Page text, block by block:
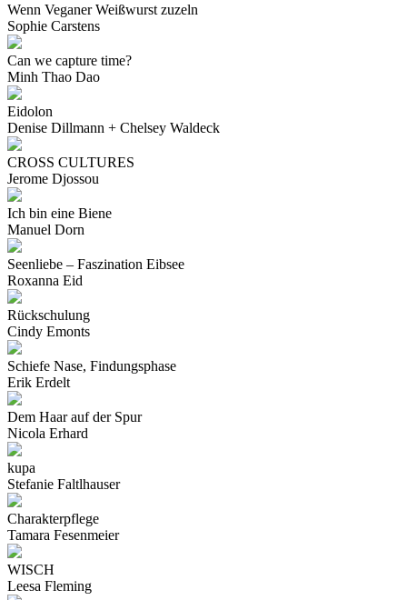
Wenn Veganer Weißwurst zuzeln
Sophie Carstens
Can we capture time?
Minh Thao Dao
Eidolon
Denise Dillmann + Chelsey Waldeck
CROSS CULTURES
Jerome Djossou
Ich bin eine Biene
Manuel Dorn
Seenliebe – Faszination Eibsee
Roxanna Eid
Rückschulung
Cindy Emonts
Schiefe Nase, Findungsphase
Erik Erdelt
Dem Haar auf der Spur
Nicola Erhard
kupa
Stefanie Faltlhauser
Charakterpflege
Tamara Fesenmeier
WISCH
Leesa Fleming